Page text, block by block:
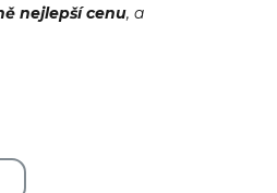
nejlepší cenu, a